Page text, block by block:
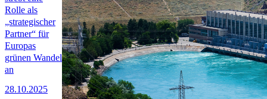
Rolle als
„strategischer
Partner“ für
Europas
grünen Wandel
an
28.10.2025